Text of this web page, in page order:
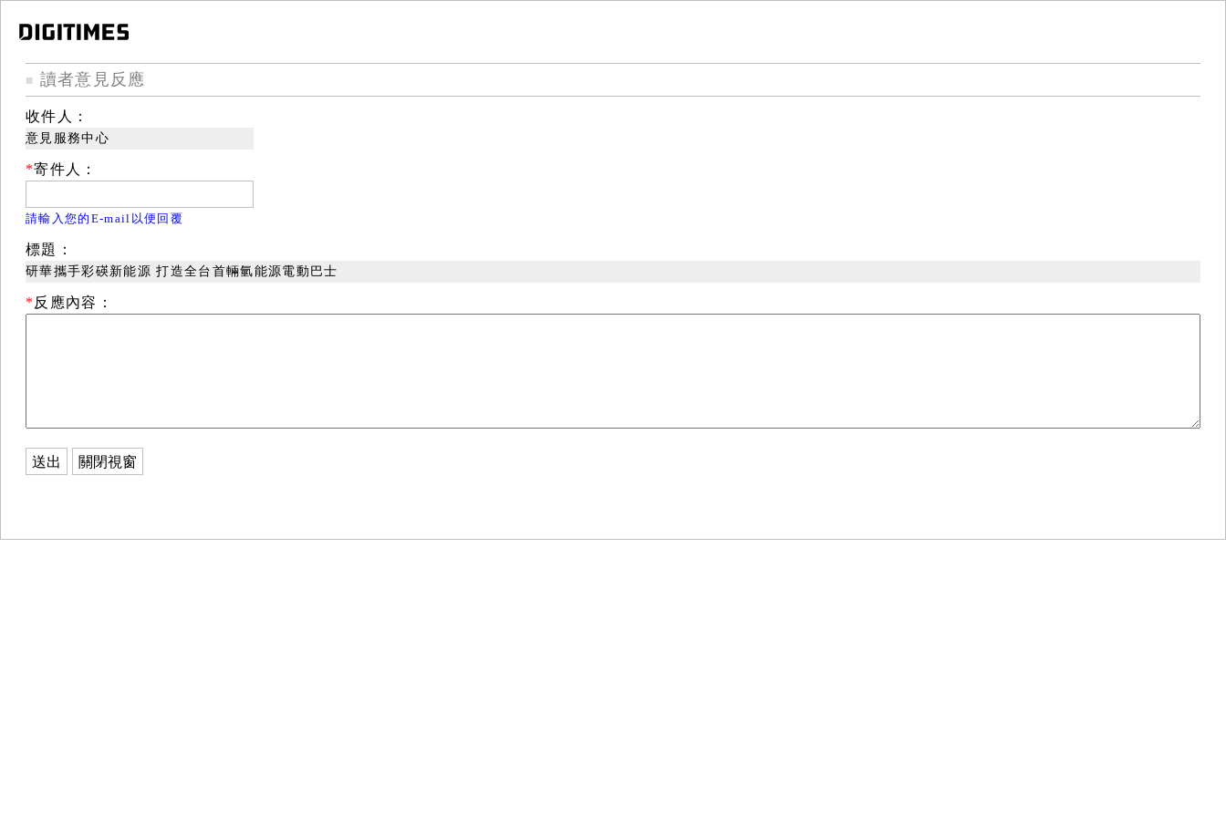
■ 讀者意見反應
收件人：
意見服務中心
*寄件人：
請輸入您的E-mail以便回覆
標題：
研華攜手彩碤新能源 打造全台首輛氫能源電動巴士
* 反應內容：